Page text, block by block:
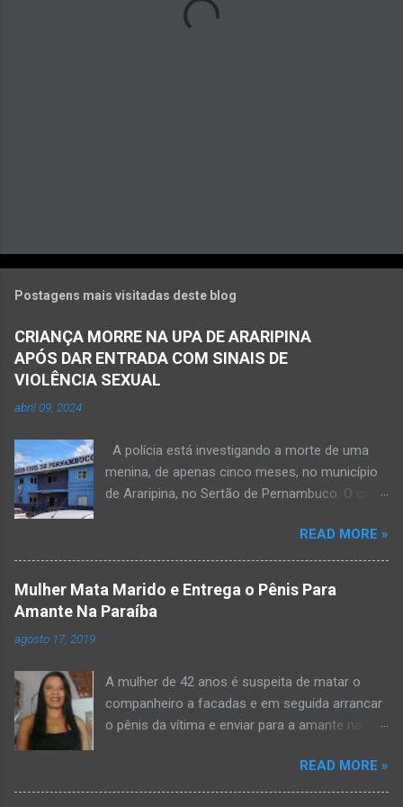
Postagens mais visitadas deste blog
CRIANÇA MORRE NA UPA DE ARARIPINA
APÓS DAR ENTRADA COM SINAIS DE
VIOLÊNCIA SEXUAL
abril 09, 2024
A polícia está investigando a morte de uma
menina, de apenas cinco meses, no município
de Araripina, no Sertão de Pernambuco. O caso
morte a esclarecer”. A PM diz que, na segunda-
feira (8), foi acionada para verificar uma
possível ocorrência de estupro de vulnerável,
na UPA da cidade, mas ao chegar ao local a
vítima estava com um quadro de desidratação
e desnutrição, além de apresentar ruptura anal
e vaginal. Os pais informaram que a criança
sinais de mal-estar. Segundo a PM, os pais só
levaram a menina para UPA após uma piora no
READ MORE »
Mulher Mata Marido e Entrega o Pênis Para
Amante Na Paraíba
agosto 17, 2019
A mulher de 42 anos é suspeita de matar o
companheiro a facadas e em seguida arrancar
o pênis da vítima e enviar para a amante na
da Paraíba. De acordo com o G1, o delegado
Kelsen Vasconcelos, responsável pelo caso, a
READ MORE »